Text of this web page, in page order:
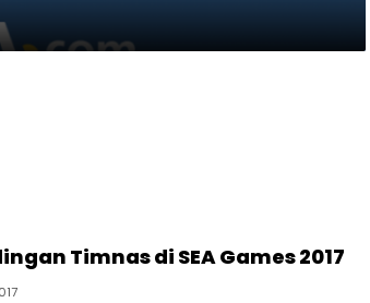
Timnas di SEA Games 2017